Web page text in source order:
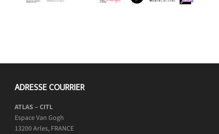
ADRESSE COURRIER
ATLAS – CITL
Espace Van Gogh
13200 Arles, FRANCE